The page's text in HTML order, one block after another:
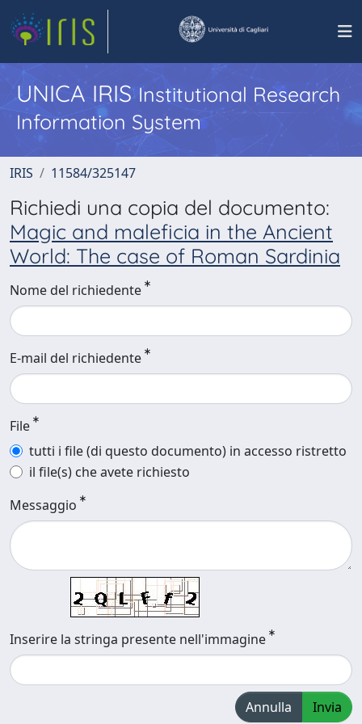
UNICA IRISInstitutional Research
Information System
IRIS 11584/325147
Richiedi una copia del documento:
Magic and maleficia in the Ancient
World: The case of Roman Sardinia
Nome del richiedente
E-mail del richiedente
File
tutti i file (di questo documento) in accesso ristretto
il file(s) che avete richiesto
Messaggio
Inserire la stringa presente nell'immagine
Annulla Invia